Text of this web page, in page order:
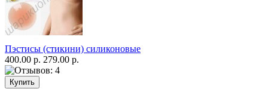
Пэстисы (стикини) силиконовые
400.00 р. 279.00 р.